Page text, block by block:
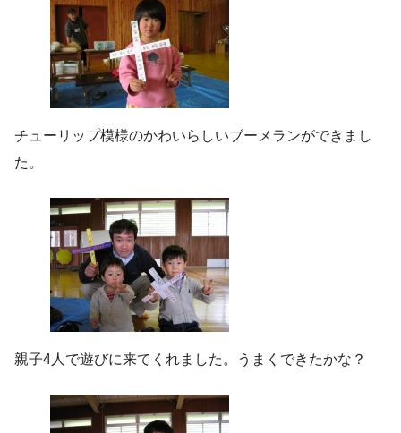
チューリップ模様のかわいらしいブーメランができまし
た。
親子4人で遊びに来てくれました。うまくできたかな？